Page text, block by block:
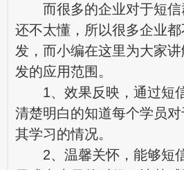
而很多的企业对于短信
还不太懂，所以很多企业
发 ，而小编在这里为大家
发的应用范围。
1、效果反映，通过短
清楚明白的知道每个学员
其学习的情况。
2、温馨关怀，能够短